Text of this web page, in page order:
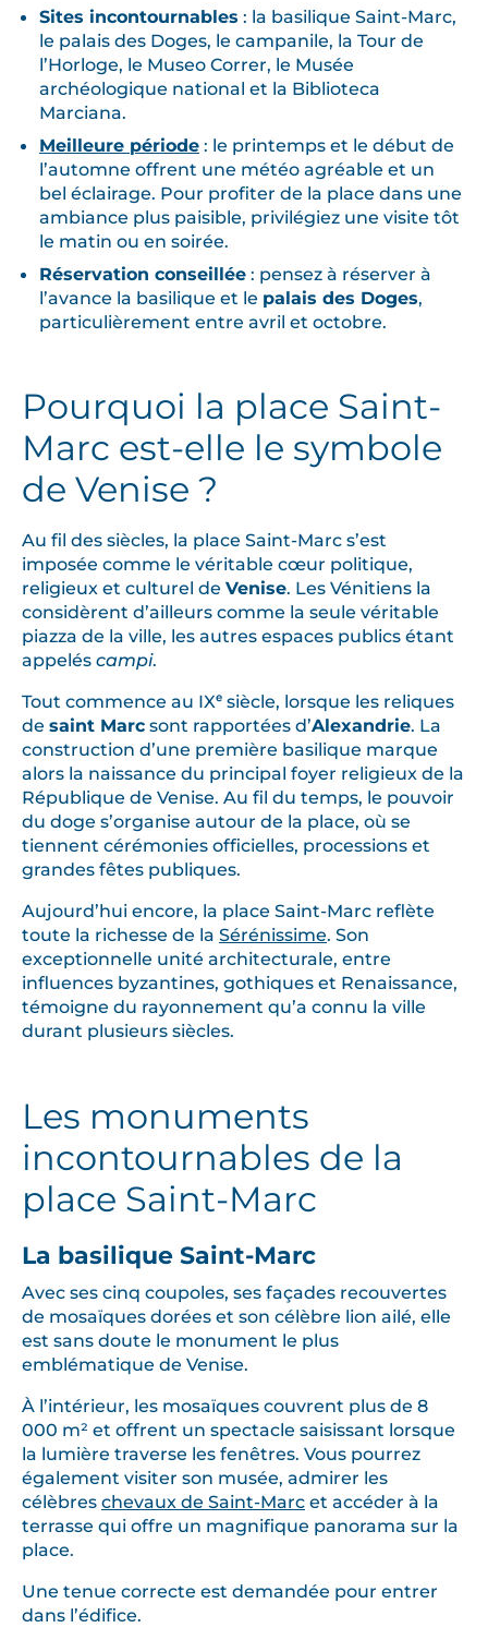
Sites incontournables : la basilique Saint-Marc,
le palais des Doges, le campanile, la Tour de
l’Horloge, le Museo Correr, le Musée
archéologique national et la Biblioteca
Marciana.
Meilleure période : le printemps et le début de
l’automne offrent une météo agréable et un
bel éclairage. Pour profiter de la place dans une
ambiance plus paisible, privilégiez une visite tôt
le matin ou en soirée.
Réservation conseillée : pensez à réserver à
l’avance la basilique et le palais des Doges,
particulièrement entre avril et octobre.
Pourquoi la place Saint-
Marc est-elle le symbole
de Venise ?
Au fil des siècles, la place Saint-Marc s’est
imposée comme le véritable cœur politique,
religieux et culturel de Venise. Les Vénitiens la
considèrent d’ailleurs comme la seule véritable
piazza de la ville, les autres espaces publics étant
appelés campi.
Tout commence au IXᵉ siècle, lorsque les reliques
de saint Marc sont rapportées d’Alexandrie. La
construction d’une première basilique marque
alors la naissance du principal foyer religieux de la
République de Venise. Au fil du temps, le pouvoir
du doge s’organise autour de la place, où se
tiennent cérémonies officielles, processions et
grandes fêtes publiques.
Aujourd’hui encore, la place Saint-Marc reflète
toute la richesse de la Sérénissime. Son
exceptionnelle unité architecturale, entre
influences byzantines, gothiques et Renaissance,
témoigne du rayonnement qu’a connu la ville
durant plusieurs siècles.
Les monuments
incontournables de la
place Saint-Marc
La basilique Saint-Marc
Avec ses cinq coupoles, ses façades recouvertes
de mosaïques dorées et son célèbre lion ailé, elle
est sans doute le monument le plus
emblématique de Venise.
À l’intérieur, les mosaïques couvrent plus de 8
000 m² et offrent un spectacle saisissant lorsque
la lumière traverse les fenêtres. Vous pourrez
également visiter son musée, admirer les
célèbres chevaux de Saint-Marc et accéder à la
terrasse qui offre un magnifique panorama sur la
place.
Une tenue correcte est demandée pour entrer
dans l’édifice.